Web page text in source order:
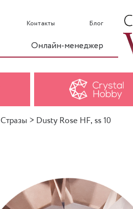
Контакты Блог
Онлайн-менеджер
Стразы > Dusty Rose HF, ss 10